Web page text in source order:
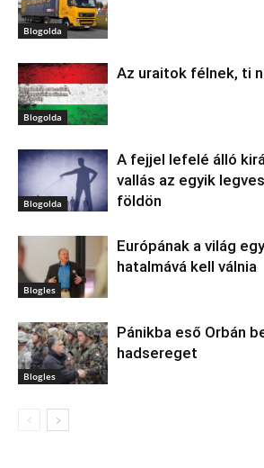
Blogolda
Blogolda
Az uraitok félnek, ti
Blogolda
A fejjel lefelé álló
vallás az egyik
földön
Blogles
Európának a világ
hatalmává kell válnia
Blogles
Pánikba eső Orbán
hadsereget